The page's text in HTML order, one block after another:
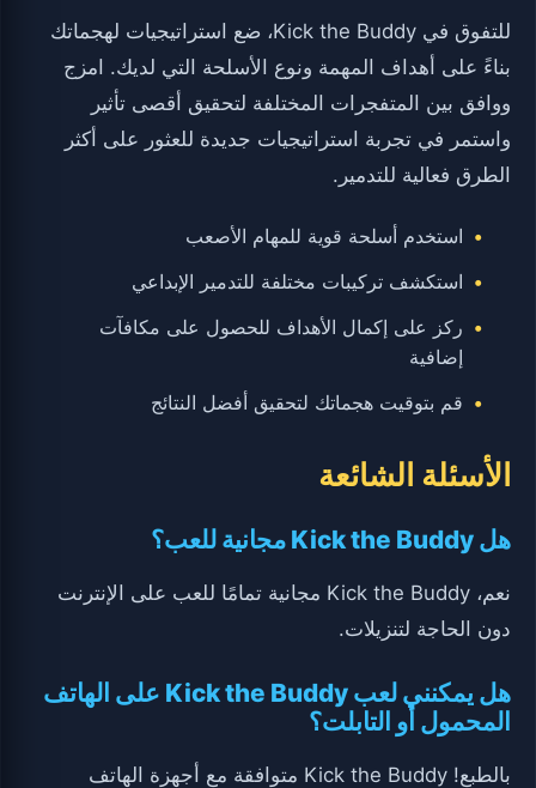
للتفوق في Kick the Buddy، ضع استراتيجيات لهجماتك
بناءً على أهداف المهمة ونوع الأسلحة التي لديك. امزج
ووافق بين المتفجرات المختلفة لتحقيق أقصى تأثير
واستمر في تجربة استراتيجيات جديدة للعثور على أكثر
الطرق فعالية للتدمير.
استخدم أسلحة قوية للمهام الأصعب
استكشف تركيبات مختلفة للتدمير الإبداعي
ركز على إكمال الأهداف للحصول على مكافآت
إضافية
قم بتوقيت هجماتك لتحقيق أفضل النتائج
الأسئلة الشائعة
هل Kick the Buddy مجانية للعب؟
نعم، Kick the Buddy مجانية تمامًا للعب على الإنترنت
دون الحاجة لتنزيلات.
هل يمكنني لعب Kick the Buddy على الهاتف
المحمول أو التابلت؟
بالطبع! Kick the Buddy متوافقة مع أجهزة الهاتف